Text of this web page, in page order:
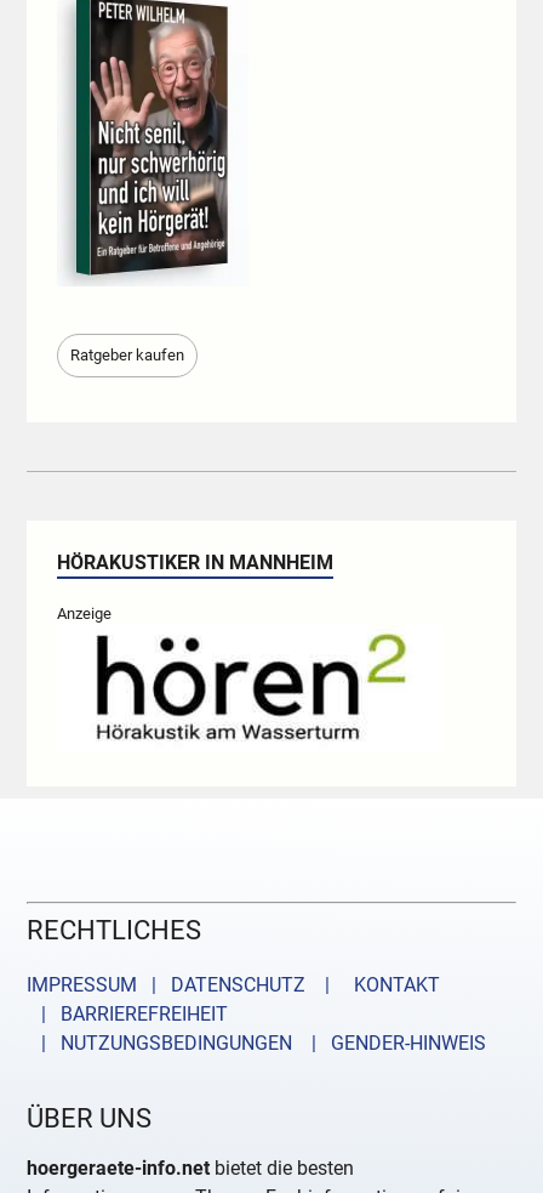
Ratgeber kaufen
HÖRAKUSTIKER IN MANNHEIM
Anzeige
RECHTLICHES
IMPRESSUM | DATENSCHUTZ |
KONTAKT
| BARRIEREFREIHEIT
| NUTZUNGSBEDINGUNGEN
| GENDER-HINWEIS
ÜBER UNS
hoergeraete-info.net bietet die besten